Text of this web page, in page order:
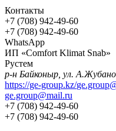
Контакты
+7 (708) 942-49-60
+7 (708) 942-49-60
WhatsApp
ИП «Comfort Klimat Snab»
Рустем
https://ge-group.kz/
ge.group@mail.ru
+7 (708) 942-49-60
+7 (708) 942-49-60